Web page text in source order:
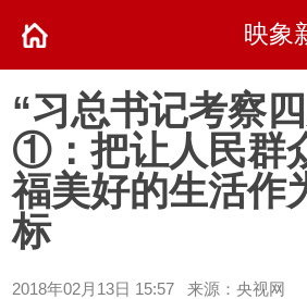
映象
“习总书记考察
①：把让人民群
福美好的生活作
标
2018年02月13日 15:57 来源：央视网